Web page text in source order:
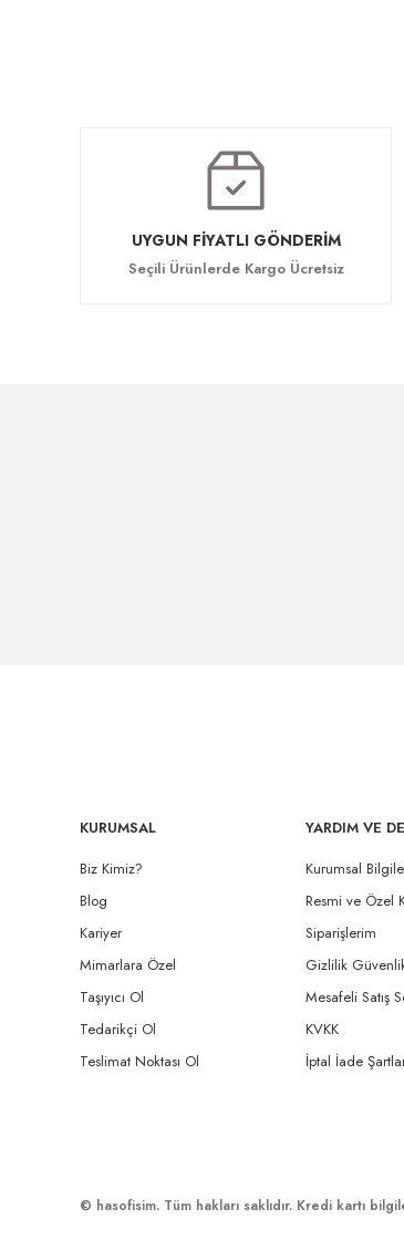
125.840,00 TL
UYGUN FİYATLI GÖNDERİM
Seçili Ürünlerde Kargo Ücretsiz
KURUMSAL
Biz Kimiz?
Blog
Kariyer
Mimarlara Özel
Taşıyıcı Ol
Tedarikçi Ol
Teslimat Noktası Ol
YARDIM VE
Kurumsal
Resmi ve Özel
Siparişlerim
Gizlilik
Mesafeli Satış
KVKK
İptal İade
© hasofisim. Tüm hakları saklıdır. Kredi kartı